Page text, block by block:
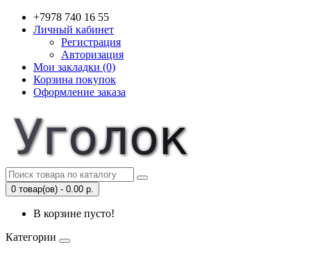
+7978 740 16 55
Личный кабинет
Регистрация
Авторизация
Мои закладки (0)
Корзина покупок
Оформление заказа
0 товар(ов) - 0.00 р.
В корзине пусто!
Категории